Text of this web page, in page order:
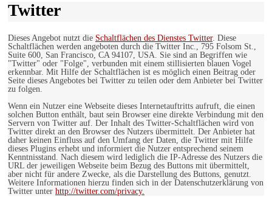
Twitter
Dieses Angebot nutzt die Schaltflächen des Dienstes Twitter. Diese
Schaltflächen werden angeboten durch die Twitter Inc., 795 Folsom St.,
Suite 600, San Francisco, CA 94107, USA. Sie sind an Begriffen wie
"Twitter" oder "Folge", verbunden mit einem stillisierten blauen Vogel
erkennbar. Mit Hilfe der Schaltflächen ist es möglich einen Beitrag oder
Seite dieses Angebotes bei Twitter zu teilen oder dem Anbieter bei Twitter
zu folgen.
Wenn ein Nutzer eine Webseite dieses Internetauftritts aufruft, die einen
solchen Button enthält, baut sein Browser eine direkte Verbindung mit den
Servern von Twitter auf. Der Inhalt des Twitter-Schaltflächen wird von
Twitter direkt an den Browser des Nutzers übermittelt. Der Anbieter hat
daher keinen Einfluss auf den Umfang der Daten, die Twitter mit Hilfe
dieses Plugins erhebt und informiert die Nutzer entsprechend seinem
Kenntnisstand. Nach diesem wird lediglich die IP-Adresse des Nutzers die
URL der jeweiligen Webseite beim Bezug des Buttons mit übermittelt,
aber nicht für andere Zwecke, als die Darstellung des Buttons, genutzt.
Weitere Informationen hierzu finden sich in der Datenschutzerklärung von
Twitter unter http://twitter.com/privacy.